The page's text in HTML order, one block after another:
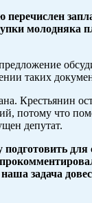
таких
Крестьянин
потому что
депутат.
для
задача